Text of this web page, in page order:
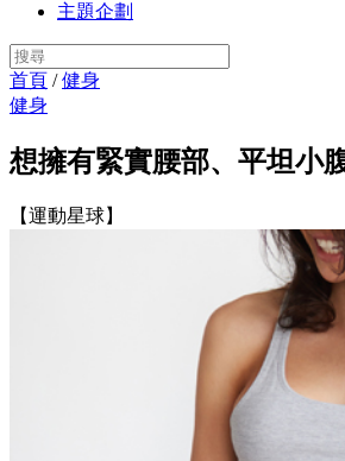
主題企劃
首頁 /健身
健身
想擁有緊實腰部、平坦小
【運動星球】